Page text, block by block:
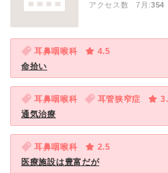
アクセス数 7月:354
耳鼻咽喉科
4.5
命拾い
耳鼻咽喉科 耳管狭窄症
通気治療
耳鼻咽喉科
2.5
医療施設は豊富だが